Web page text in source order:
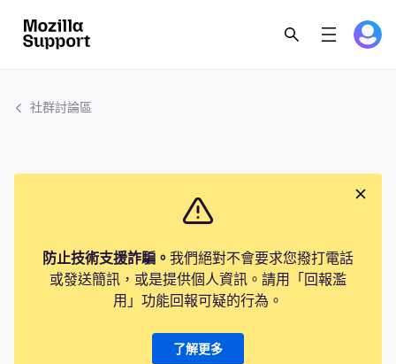
社群討論區
防止技術支援詐騙。 我們絕對不會要求您撥打電話
或發送簡訊，或是提供個人資訊。請用「回報濫
用」功能回報可疑的行為。
了解更多